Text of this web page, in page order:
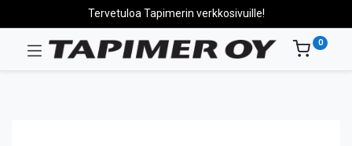
Tervetuloa Tapimerin verkkosivuille!
0